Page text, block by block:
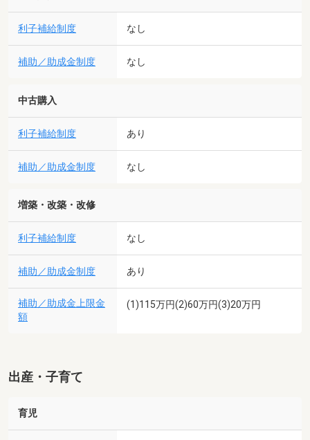
利子補給制度 なし
補助／助成金制度 なし
中古購入
利子補給制度 あり
補助／助成金制度 なし
増築・改築・改修
利子補給制度 なし
補助／助成金制度 あり
補助／助成金上限金
額
(1)115万円(2)60万円(3)20万円
出産・子育て
育児